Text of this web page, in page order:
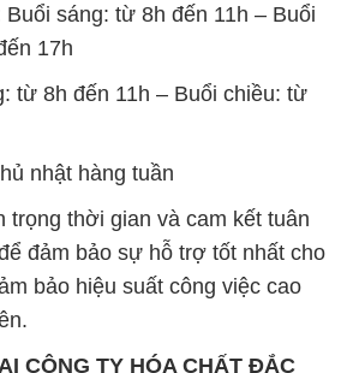
sáng: từ 8h đến 11h – Buổi
17h
từ 8h đến 11h – Buổi chiều: từ
nhật hàng tuần
trọng thời gian và cam kết tuân
đảm bảo sự hỗ trợ tốt nhất cho
bảo hiệu suất công việc cao
CÔNG TY HÓA CHẤT ĐẮC